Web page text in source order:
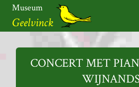
naar
de
Museum
Geelvinck
Geelvinck
CONCERT MET